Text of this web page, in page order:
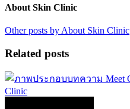
About Skin Clinic
Other posts by About Skin Clinic
Related posts